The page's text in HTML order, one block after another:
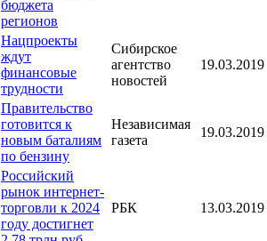
бюджета
регионов
Нацпроекты
ждут
финансовые
трудности
Сибирское
агентство
новостей
19.03.2019
Правительство
готовится к
новым баталиям
по бензину
Независимая
газета
19.03.2019
Российский
рынок интернет-
торговли к 2024
году достигнет
РБК 13.03.2019